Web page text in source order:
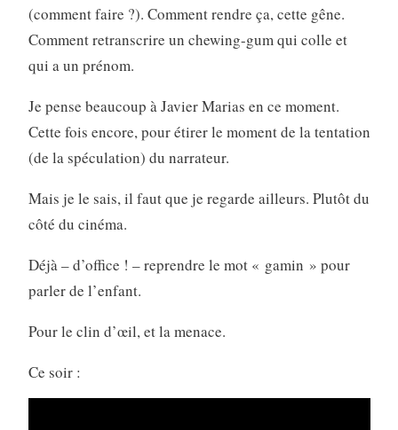
(comment faire ?). Comment rendre ça, cette gêne.
Comment retranscrire un chewing-gum qui colle et
qui a un prénom.
Je pense beaucoup à Javier Marias en ce moment.
Cette fois encore, pour étirer le moment de la tentation
(de la spéculation) du narrateur.
Mais je le sais, il faut que je regarde ailleurs. Plutôt du
côté du cinéma.
Déjà – d’office ! – reprendre le mot « gamin » pour
parler de l’enfant.
Pour le clin d’œil, et la menace.
Ce soir :